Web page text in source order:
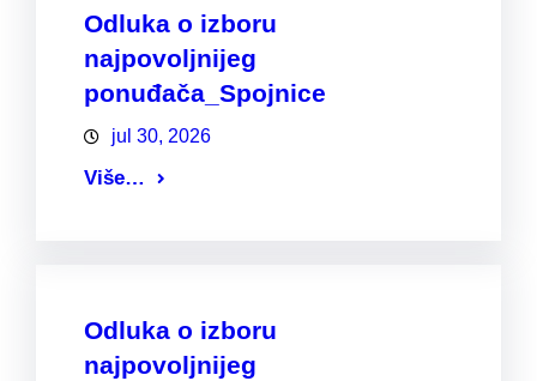
Odluka o izboru
najpovoljnijeg
ponuđača_Spojnice
jul 30, 2026
Više…
Odluka o izboru
najpovoljnijeg